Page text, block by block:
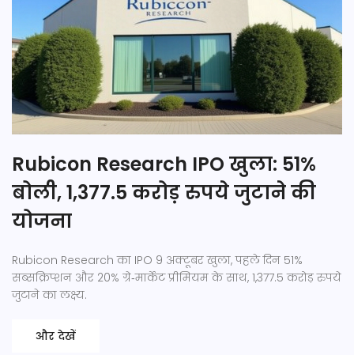
Rubicon Research IPO खुला: 51%
बोली, 1,377.5 करोड़ रुपये जुटाने की
योजना
Rubicon Research का IPO 9 अक्टूबर खुला, पहले दिन 51%
सब्सक्रिप्शन और 20% ग्रे‑मार्केट प्रीमियम के साथ, 1,377.5 करोड़ रुपये
जुटाने का लक्ष्य.
और देखें